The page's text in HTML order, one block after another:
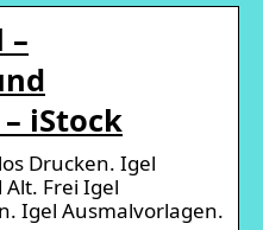
–
iStock
Drucken. Igel
Frei Igel
Igel Ausmalvorlagen.